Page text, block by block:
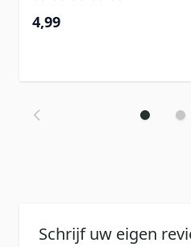
4,99
Schrijf uw eigen